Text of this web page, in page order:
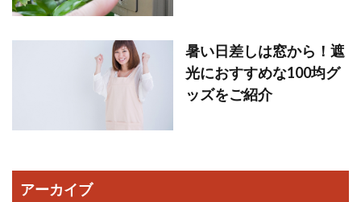
暑い日差しは窓から！遮
光におすすめな100均グ
ッズをご紹介
アーカイブ